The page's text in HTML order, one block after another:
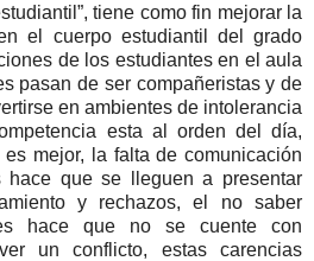
tiene como fin mejorar la
el cuerpo estudiantil del grado
de los estudiantes en el aula
pasan de ser compañeristas y de
en ambientes de intolerancia
esta al orden del día,
mejor, la falta de comunicación
hace que se lleguen a presentar
y rechazos, el no saber
hace que no se cuente con
un conflicto, estas carencias